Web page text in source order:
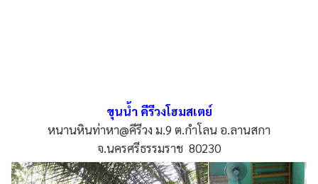
ขุนน้ำ คีรีวงโฮมสเตย์
หนานหินท่าหา@คีรีวง ม.9 ต.กำโลน อ.ลานสกา
จ.นครศรีธรรมราช 80230